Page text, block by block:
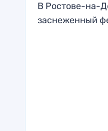
В Ростове-на-
заснеженный